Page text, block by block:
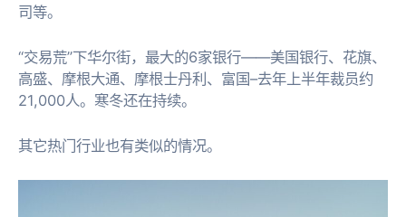
司等。
“交易荒”下华尔街，最大的6家银行——美国银行、花旗、
高盛、摩根大通、摩根士丹利、富国–去年上半年裁员约
21,000人。寒冬还在持续。
其它热门行业也有类似的情况。